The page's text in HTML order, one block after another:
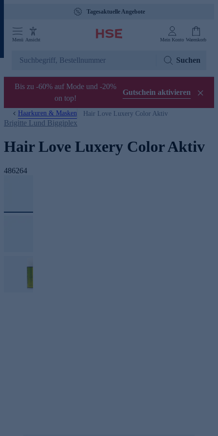
Tagesaktuelle Angebote
Menü Ansicht Mein Konto Warenkorb
Suchen
Bis zu -60% auf Mode und -20%
on top!
Gutschein aktivieren
Haarkuren & Masken Hair Love Luxery Color Aktiv
Brigitte Lund Biggiplex
Hair Love Luxery Color Aktiv
486264